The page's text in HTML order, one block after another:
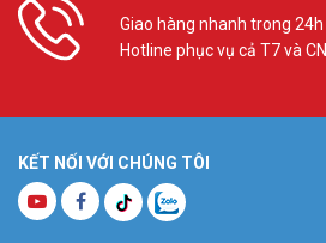
Giao hàng nhanh trong 24h
Hotline phục vụ cả T7 và CN
KẾT NỐI VỚI CHÚNG TÔI